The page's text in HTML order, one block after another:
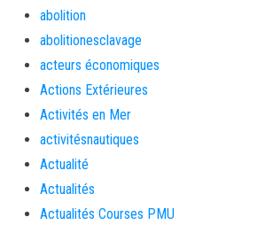
abolition
abolitionesclavage
acteurs économiques
Actions Extérieures
Activités en Mer
activitésnautiques
Actualité
Actualités
Actualités Courses PMU